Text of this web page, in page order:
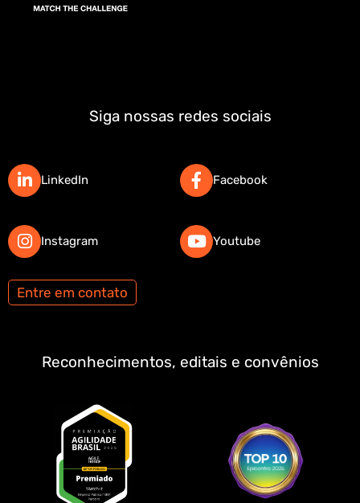
Siga nossas redes sociais
LinkedIn
Instagram
Facebook
Youtube
Entre em contato
Reconhecimentos, editais e convênios